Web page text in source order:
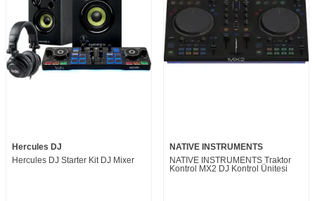
Hercules DJ
Hercules DJ Starter Kit DJ Mixer
NATIVE INSTRUMENTS
NATIVE INSTRUMENTS Traktor
Kontrol MX2 DJ Kontrol Ünitesi